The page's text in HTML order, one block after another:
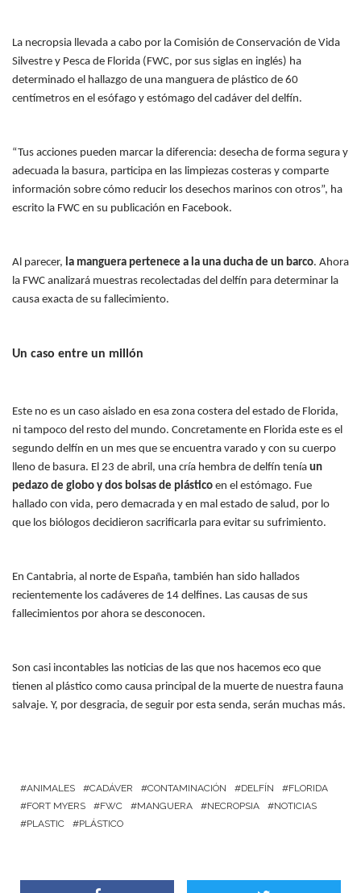
La necropsia llevada a cabo por la Comisión de Conservación de Vida
Silvestre y Pesca de Florida (FWC, por sus siglas en inglés) ha
determinado el hallazgo de una manguera de plástico de 60
centímetros en el esófago y estómago del cadáver del delfín.
“Tus acciones pueden marcar la diferencia: desecha de forma segura y
adecuada la basura, participa en las limpiezas costeras y comparte
información sobre cómo reducir los desechos marinos con otros”, ha
escrito la FWC en su publicación en Facebook.
Al parecer, la manguera pertenece a la una ducha de un barco. Ahora
la FWC analizará muestras recolectadas del delfín para determinar la
causa exacta de su fallecimiento.
Un caso entre un millón
Este no es un caso aislado en esa zona costera del estado de Florida,
ni tampoco del resto del mundo. Concretamente en Florida este es el
segundo delfín en un mes que se encuentra varado y con su cuerpo
lleno de basura. El 23 de abril, una cría hembra de delfín tenía un
pedazo de globo y dos bolsas de plástico en el estómago. Fue
hallado con vida, pero demacrada y en mal estado de salud, por lo
que los biólogos decidieron sacrificarla para evitar su sufrimiento.
En Cantabria, al norte de España, también han sido hallados
recientemente los cadáveres de 14 delfines. Las causas de sus
fallecimientos por ahora se desconocen.
Son casi incontables las noticias de las que nos hacemos eco que
tienen al plástico como causa principal de la muerte de nuestra fauna
salvaje. Y, por desgracia, de seguir por esta senda, serán muchas más.
ANIMALES CADÁVER CONTAMINACIÓN DELFÍN
FLORIDA
FORT MYERS
FWC MANGUERA NECROPSIA
NOTICIAS
PLASTIC
PLÁSTICO